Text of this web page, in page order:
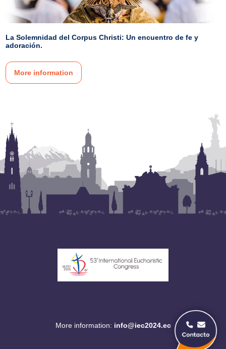
La Solemnidad del Corpus Christi: Un encuentro de fe y
adoración.
More information
More information: info@iec2024.ec